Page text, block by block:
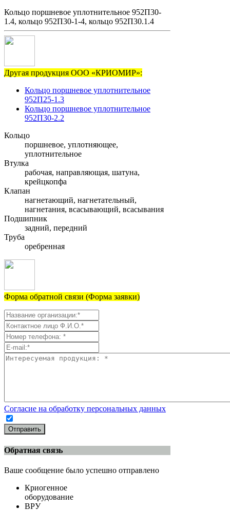
Кольцо поршневое уплотнительное 952П30-
1.4, кольцо 952П30-1-4, кольцо 952П30.1.4
Другая продукция ООО «КРИОМИР»:
Кольцо поршневое уплотнительное
952П25-1.3
Кольцо поршневое уплотнительное
952П30-2.2
Кольцо
поршневое, уплотняющее,
уплотнительное
Втулка
рабочая, направляющая, шатуна,
крейцкопфа
Клапан
нагнетающий, нагнетательный,
нагнетания, всасывающий, всасывания
Подшипник
задний, передний
Труба
оребренная
Форма обратной связи (Форма заявки)
Согласие на обработку персональных данных
Отправить
Обратная связь
Ваше сообщение было успешно отправлено
Криогенное
оборудование
ВРУ